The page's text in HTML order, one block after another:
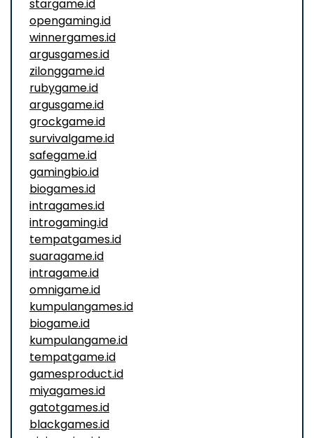
stargame.id
opengaming.id
winnergames.id
argusgames.id
zilonggame.id
rubygame.id
argusgame.id
grockgame.id
survivalgame.id
safegame.id
gamingbio.id
biogames.id
intragames.id
introgaming.id
tempatgames.id
suaragame.id
intragame.id
omnigame.id
kumpulangames.id
biogame.id
kumpulangame.id
tempatgame.id
gamesproduct.id
miyagames.id
gatotgames.id
blackgames.id